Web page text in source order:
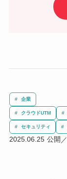
企業
クラウドUTM
セキュリティ
2025.06.25